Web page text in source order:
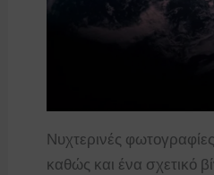
Νυχτερινές
καθώς και ένα σχετικό